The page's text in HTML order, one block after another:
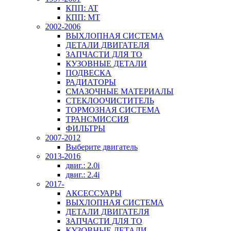
КПП: AT
КПП: MT
2002-2006
ВЫХЛОПНАЯ СИСТЕМА
ДЕТАЛИ ДВИГАТЕЛЯ
ЗАПЧАСТИ ДЛЯ ТО
КУЗОВНЫЕ ДЕТАЛИ
ПОДВЕСКА
РАДИАТОРЫ
СМАЗОЧНЫЕ МАТЕРИАЛЫ
СТЕКЛООЧИСТИТЕЛЬ
ТОРМОЗНАЯ СИСТЕМА
ТРАНСМИССИЯ
ФИЛЬТРЫ
2007-2012
Выберите двигатель
2013-2016
двиг.: 2.0i
двиг.: 2.4i
2017-
АКСЕССУАРЫ
ВЫХЛОПНАЯ СИСТЕМА
ДЕТАЛИ ДВИГАТЕЛЯ
ЗАПЧАСТИ ДЛЯ ТО